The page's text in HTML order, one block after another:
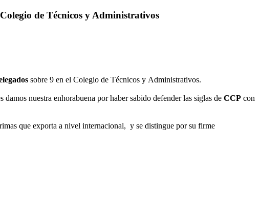
de Técnicos y Administrativos
sobre 9 en el Colegio de Técnicos y Administrativos.
nuestra enhorabuena por haber sabido defender las siglas de CCP con
que exporta a nivel internacional, y se distingue por su firme